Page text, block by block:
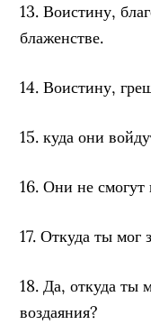
13. Воистину,
блаженстве.
14. Воистину,
15. куда они
16. Они не смогут
17. Откуда ты мог
18. Да, откуда ты
воздаяния?